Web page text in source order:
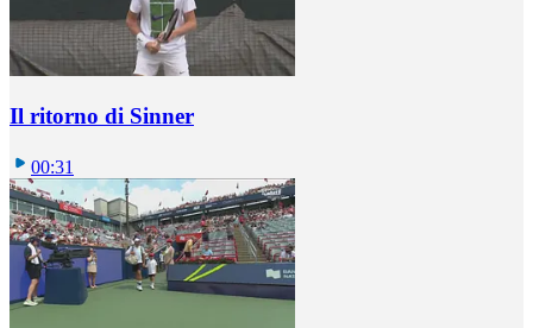
Il ritorno di Sinner
00:31